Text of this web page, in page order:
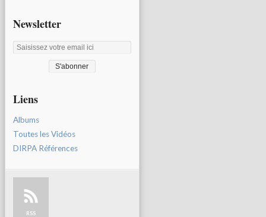
Newsletter
Liens
Albums
Toutes les Vidéos
DIRPA Références
RSS